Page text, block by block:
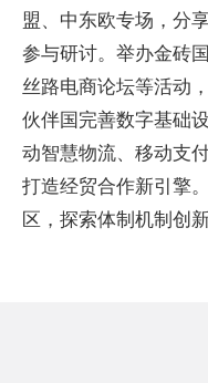
盟、中东欧专场，分
参与研讨。举办金砖
丝路电商论坛等活动
伙伴国完善数字基础
动智慧物流、移动支
打造经贸合作新引擎
区，探索体制机制创